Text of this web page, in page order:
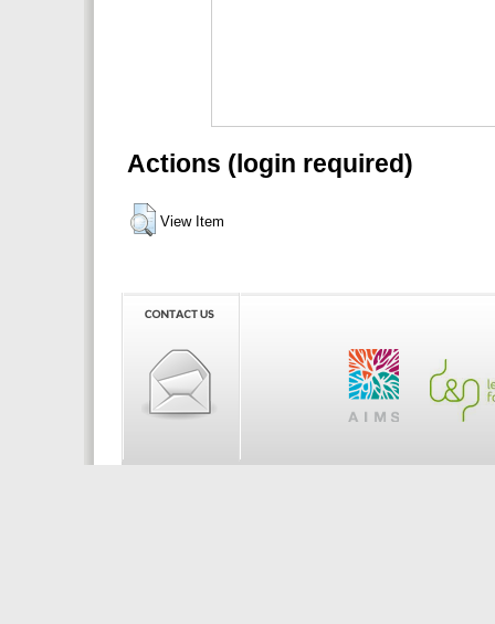
Actions (login required)
View Item